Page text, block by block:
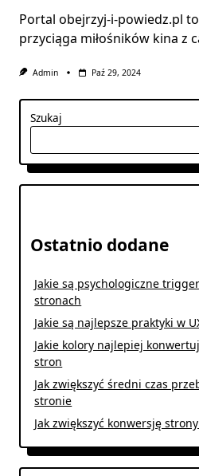
Portal obejrzyj-i-powiedz.pl
przyciąga miłośników kina z
Admin Paź 29, 2024
Szukaj
Ostatnio dodane
Jakie są psychologiczne
stronach
Jakie są najlepsze praktyki w
Jakie kolory najlepiej
stron
Jak zwiększyć średni czas
stronie
Jak zwiększyć konwersję